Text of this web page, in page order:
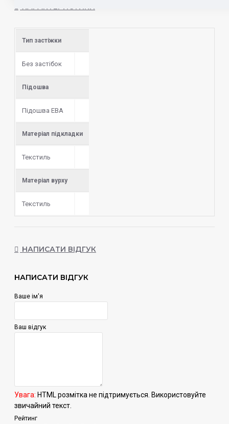
ХАРАКТЕРИСТИКИ
Тип застіжки
Без застібок
Підошва
Підошва ЕВА
Матеріал підкладки
Текстиль
Матеріал вурху
Текстиль
НАПИСАТИ ВІДГУК
НАПИСАТИ ВІДГУК
Ваше ім'я
Ваш відгук
Увага: HTML розмітка не підтримується. Використовуйте
звичайний текст.
Рейтинг